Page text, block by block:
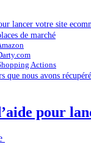
lancer votre site
de marché
Actions
que nous avons
pour